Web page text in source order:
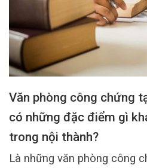
Văn phòng công chứng
có những đặc điểm gì
trong nội thành?
Là những văn phòng công